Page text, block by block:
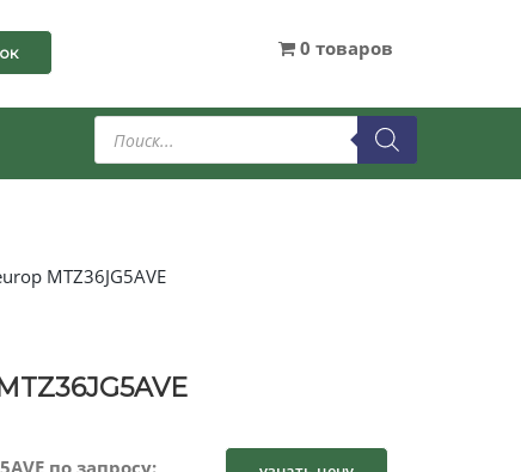
0 товаров
Поиск
товаров
MTZ36JG5AVE
по запросу: